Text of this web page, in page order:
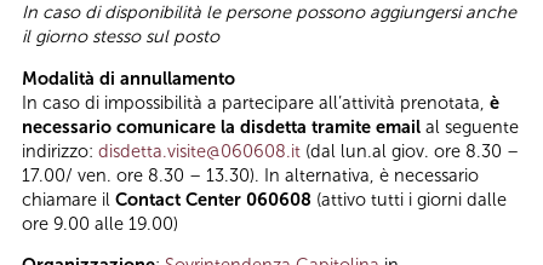
In caso di disponibilità le persone possono aggiungersi anche
il giorno stesso sul posto
Modalità di annullamento
In caso di impossibilità a partecipare all’attività prenotata, è
necessario comunicare la disdetta tramite email al seguente
indirizzo: disdetta.visite@060608.it (dal lun.al giov. ore 8.30 –
17.00/ ven. ore 8.30 – 13.30). In alternativa, è necessario
chiamare il Contact Center 060608 (attivo tutti i giorni dalle
ore 9.00 alle 19.00)